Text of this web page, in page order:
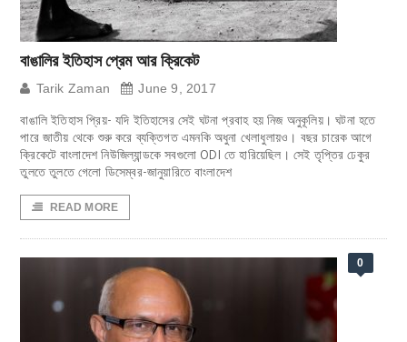
বাঙালির ইতিহাস প্রেম আর ক্রিকেট
Tarik Zaman June 9, 2017
বাঙালি ইতিহাস প্রিয়- যদি ইতিহাসের সেই ঘটনা প্রবাহ হয় নিজ অনুকূলিয়। ঘটনা হতে
পারে জাতীয় থেকে শুরু করে ব্যক্তিগত এমনকি অধুনা খেলাধুলায়ও। বছর চারেক আগে
ক্রিকেটে বাংলাদেশ নিউজিল্যান্ডকে সবগুলো ODI তে হারিয়েছিল। সেই তৃপ্তির ঢেকুর
তুলতে তুলতে গেলো ডিসেম্বর-জানুয়ারিতে বাংলাদেশ
READ MORE
0